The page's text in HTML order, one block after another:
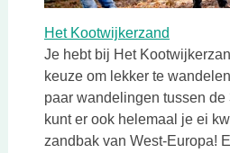
Het KootwijkerzandDeze link
Je hebt bij Het
keuze om lekker te
paar wandelingen tussen de
kunt er ook helemaal je ei
zandbak van West-Europa!